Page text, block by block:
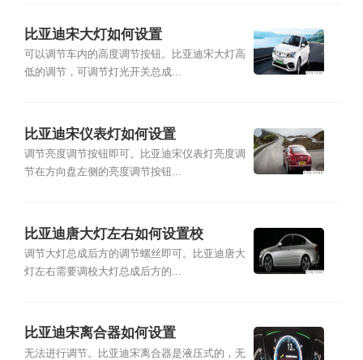
比亚迪宋大灯如何设置
可以调节车内的高度调节按钮。比亚迪宋大灯高
低的调节，可调节灯光开关总成...
比亚迪宋仪表灯如何设置
调节亮度调节按钮即可。比亚迪宋仪表灯亮度调
节在方向盘左侧的亮度调节按钮...
比亚迪唐大灯左右如何设置校
调节大灯总成后方的调节螺丝即可。比亚迪唐大
灯左右需要调校大灯总成后方的...
比亚迪宋离合器如何设置
无法进行调节。比亚迪宋离合器是液压式的，无